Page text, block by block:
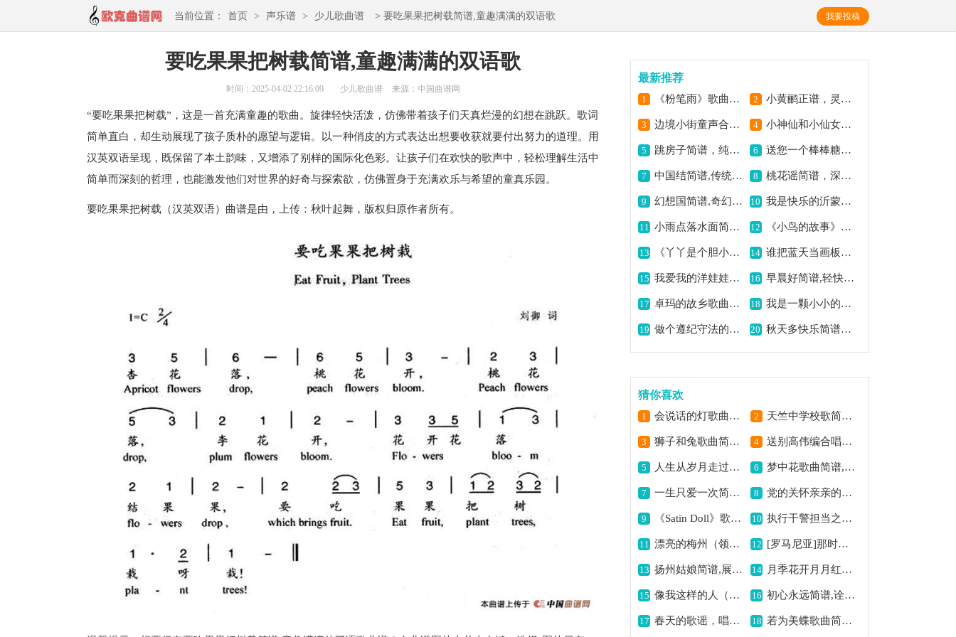
当前位置： 首页 > 声乐谱 > 少儿歌曲谱 > 要吃果果把树载简谱,童趣满满的双语歌 我要投稿
要吃果果把树载简谱,童趣满满的双语歌
时间：2025-04-02 22:16:09 少儿歌曲谱 来源：中国曲谱网
“要吃果果把树载”，这是一首充满童趣的歌曲。旋律轻快活泼，仿佛带着孩子们天真烂漫的幻想在跳跃。歌词
简单直白，却生动展现了孩子质朴的愿望与逻辑。以一种俏皮的方式表达出想要收获就要付出努力的道理。用
汉英双语呈现，既保留了本土韵味，又增添了别样的国际化色彩。让孩子们在欢快的歌声中，轻松理解生活中
简单而深刻的哲理，也能激发他们对世界的好奇与探索欲，仿佛置身于充满欢乐与希望的童真乐园。
要吃果果把树载（汉英双语）曲谱是由，上传：秋叶起舞，版权归原作者所有。
最新推荐
1 《粉笔雨》歌曲简谱,展现别样校园情怀 2 小黄鹂正谱，灵动活泼之曲,
3 边境小街童声合唱简谱,纯真演绎边境风情 4 小神仙和小仙女简谱,童趣满满的旋律
5 跳房子简谱，纯真的旋律, 6 送您一个棒棒糖简谱,温馨可爱的曲调
7 中国结简谱,传统韵味悠扬 8 桃花谣简谱，深情颂桃花,
9 幻想国简谱,奇幻主题歌曲 10 我是快乐的沂蒙娃简谱,展现沂蒙娃的快乐
11 小雨点落水面简谱,灵动描绘雨滴意境 12 《小鸟的故事》歌曲简谱,谱写小鸟灵动故事
13 《丫丫是个胆小鬼》歌曲简谱,唱出胆小鬼的心声 14 谁把蓝天当画板简谱,描绘绝美画卷意境
15 我爱我的洋娃娃简谱,经典儿歌充满童趣 16 早晨好简谱,轻快问候之曲
17 卓玛的故乡歌曲简谱,展现草原独特风情 18 我是一颗小小的石头简谱,诠释质朴纯真情感
19 做个遵纪守法的小公民简谱,传递法治教育意义 20 秋天多快乐简谱，唱出欢快之感,
猜你喜欢
1 会说话的灯歌曲简谱,独特的创意之歌 2 天竺中学校歌简谱,展现校园独特风采
3 狮子和兔歌曲简谱,展现动物间故事 4 送别高伟编合唱简谱,经典送别新演绎
5 人生从岁月走过简谱,感悟岁月人生 6 梦中花歌曲简谱,梦境花语之韵
7 一生只爱一次简谱,深情挚爱之曲 8 党的关怀亲亲的哩简谱,颂党恩深情合唱曲
9 《Satin Doll》歌曲简谱,经典爵士风情旋律 10 执行干警担当之歌简谱,彰显正义使命
11 漂亮的梅州（领唱、合唱）歌曲简谱,展现梅州之美 12 [罗马尼亚]那时候简谱,独特罗马尼亚风情
13 扬州姑娘简谱,展现江南风情 14 月季花开月月红简谱,传递美好意境
15 像我这样的人（学院琴社编配）吉他谱六线谱,唱出平凡人的心声 16 初心永远简谱,诠释永恒信念
17 春天的歌谣，唱出美好期许, 18 若为美蝶歌曲简谱,寓意唯美浪漫